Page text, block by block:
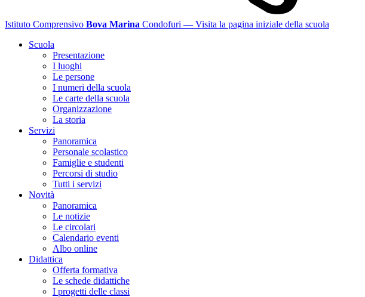
Istituto Comprensivo Bova Marina Condofuri — Visita la pagina iniziale della scuola
Scuola
Presentazione
I luoghi
Le persone
I numeri della scuola
Le carte della scuola
Organizzazione
La storia
Servizi
Panoramica
Personale scolastico
Famiglie e studenti
Percorsi di studio
Tutti i servizi
Novità
Panoramica
Le notizie
Le circolari
Calendario eventi
Albo online
Didattica
Offerta formativa
Le schede didattiche
I progetti delle classi